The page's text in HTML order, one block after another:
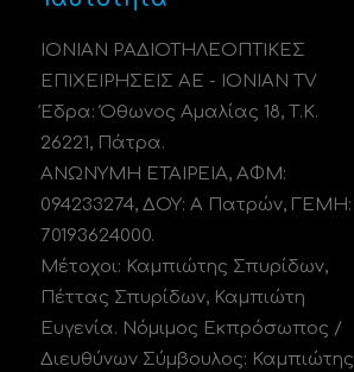
ΙΟΝΙΑΝ ΡΑΔΙΟΤΗΛΕΟΠΤΙΚΕΣ
ΕΠΙΧΕΙΡΗΣΕΙΣ ΑΕ - IONIAN TV
Έδρα: Όθωνος Αμαλίας 18, Τ.Κ.
26221, Πάτρα.
ΑΝΩΝΥΜΗ ΕΤΑΙΡΕΙΑ, ΑΦΜ:
094233274, ΔΟΥ: A Πατρών, ΓΕΜΗ:
70193624000.
Μέτοχοι: Καμπιώτης Σπυρίδων,
Πέττας Σπυρίδων, Καμπιώτη
Ευγενία. Νόμιμος Εκπρόσωπος /
Διευθύνων Σύμβουλος: Καμπιώτης